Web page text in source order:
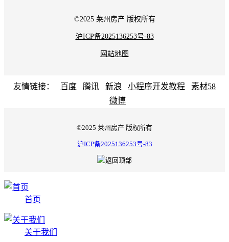
©2025 莱州房产 版权所有
沪ICP备2025136253号-83
网站地图
友情链接： 百度 腾讯 新浪 小程序开发教程
素材58
微博
©2025 莱州房产 版权所有
沪ICP备2025136253号-83
首页
关于我们